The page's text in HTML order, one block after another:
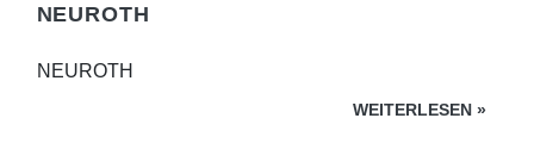
NEUROTH
NEUROTH
WEITERLESEN »